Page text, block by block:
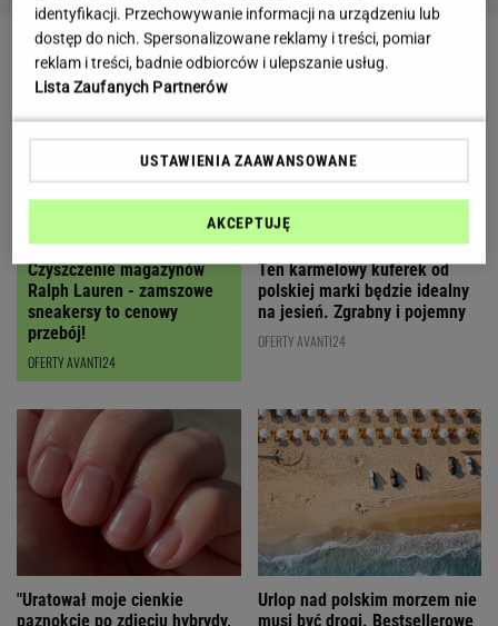
LETNIE OKAZJE
Czyszczenie magazynów
Ralph Lauren - zamszowe
sneakersy to cenowy
przebój!
OFERTY AVANTI24
Ten karmelowy kuferek od
polskiej marki będzie idealny
na jesień. Zgrabny i pojemny
OFERTY AVANTI24
"Uratował moje cienkie
paznokcie po zdjęciu hybrydy,
Urlop nad polskim morzem nie
musi być drogi. Bestsellerowe
identyfikacji. Przechowywanie informacji na urządzeniu lub
dostęp do nich. Spersonalizowane reklamy i treści, pomiar
reklam i treści, badnie odbiorców i ulepszanie usług.
Lista Zaufanych Partnerów
USTAWIENIA ZAAWANSOWANE
AKCEPTUJĘ